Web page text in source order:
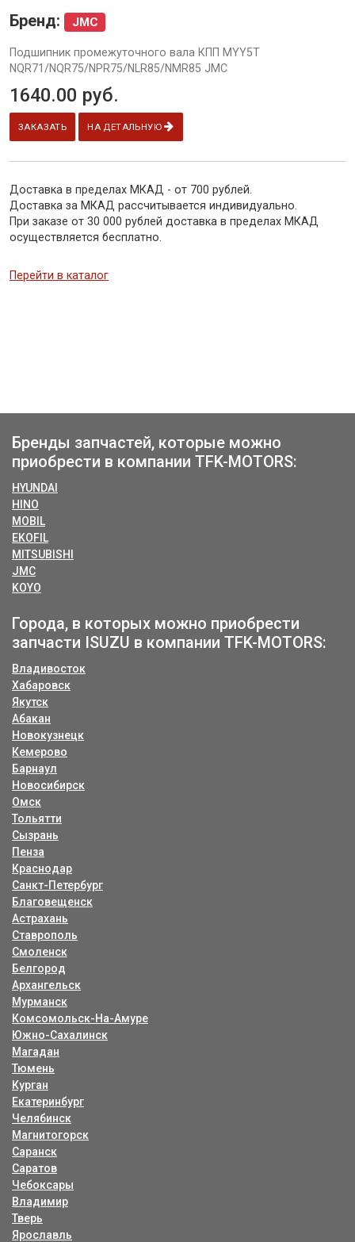
Бренд: JMC
Подшипник промежуточного вала КПП MYY5T
NQR71/NQR75/NPR75/NLR85/NMR85 JMC
1640.00 руб.
ЗАКАЗАТЬ НА ДЕТАЛЬНУЮ
Доставка в пределах МКАД - от 700 рублей.
Доставка за МКАД рассчитывается индивидуально.
При заказе от 30 000 рублей доставка в пределах МКАД
осуществляется бесплатно.
Перейти в каталог
Бренды запчастей, которые можно
приобрести в компании TFK-MOTORS:
HYUNDAI
HINO
MOBIL
EKOFIL
MITSUBISHI
JMC
KOYO
Города, в которых можно приобрести
запчасти ISUZU в компании TFK-MOTORS:
Владивосток
Хабаровск
Якутск
Абакан
Новокузнецк
Кемерово
Барнаул
Новосибирск
Омск
Тольятти
Сызрань
Пенза
Краснодар
Санкт-Петербург
Благовещенск
Астрахань
Ставрополь
Смоленск
Белгород
Архангельск
Мурманск
Комсомольск-На-Амуре
Южно-Сахалинск
Магадан
Тюмень
Курган
Екатеринбург
Челябинск
Магнитогорск
Саранск
Саратов
Чебоксары
Владимир
Тверь
Ярославль